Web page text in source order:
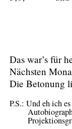
Das war’s für
Nächsten
Die Betonung
P.S.: Und eh ich